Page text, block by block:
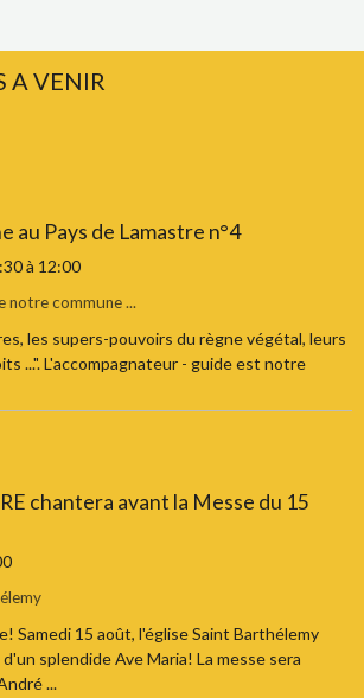
A VENIR
au Pays de Lamastre n°4
à 12:00
notre commune ...
les supers-pouvoirs du règne végétal, leurs
...". L'accompagnateur - guide est notre
chantera avant la Messe du 15
Samedi 15 août, l'église Saint Barthélemy
splendide Ave Maria! La messe sera
...